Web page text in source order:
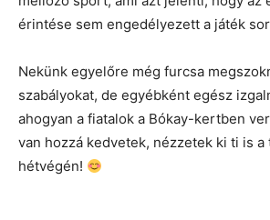
érintése sem engedélyezett a játék
Nekünk egyelőre még furcsa
szabályokat, de egyébként egész
ahogyan a fiatalok a Bókay-kertben
van hozzá kedvetek, nézzetek ki ti is a
hétvégén!